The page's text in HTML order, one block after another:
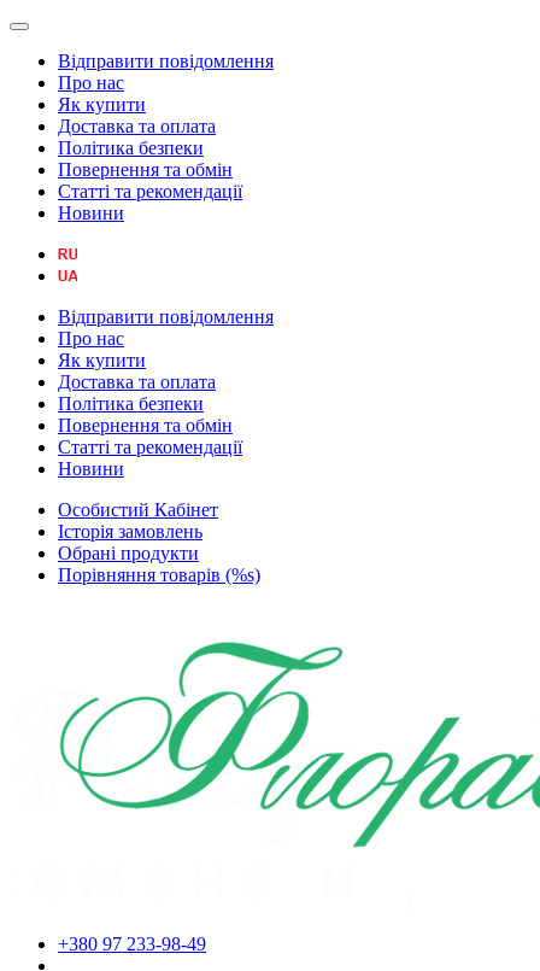
Відправити повідомлення
Про нас
Як купити
Доставка та оплата
Політика безпеки
Повернення та обмін
Статті та рекомендації
Новини
Відправити повідомлення
Про нас
Як купити
Доставка та оплата
Політика безпеки
Повернення та обмін
Статті та рекомендації
Новини
Особистий Кабінет
Історія замовлень
Обрані продукти
Порівняння товарів (%s)
+380 97 233-98-49